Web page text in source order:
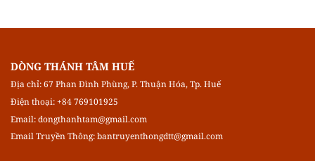
DÒNG THÁNH TÂM HUẾ
Địa chỉ: 67 Phan Đình Phùng, P. Thuận Hóa, Tp. Huế
Điện thoại: +84 769101925
Email:dongthanhtam@gmail.com
Email Truyền Thông:bantruyenthongdtt@gmail.com